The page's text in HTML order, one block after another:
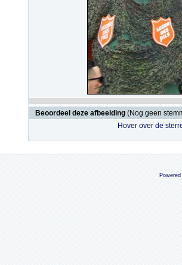
Beoordeel deze afbeelding (Nog geen
Hover over de